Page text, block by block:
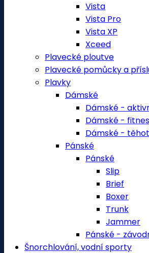
Vista
Vista Pro
Vista XP
Xceed
Plavecké ploutve
Plavecké pomůcky a
Plavky
Dámské
Dámské -
Dámské - fitnes
Dámské -
Pánské
Pánské
Slip
Brief
Boxer
Trunk
Jammer
Pánské -
Šnorchlování, vodní sporty